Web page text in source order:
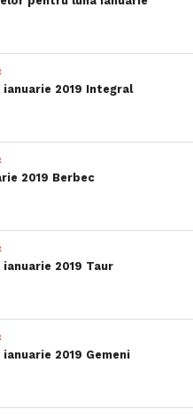
2019 Integral
2019 Berbec
2019 Taur
2019 Gemeni